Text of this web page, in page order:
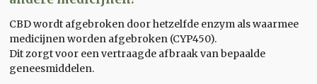
CBD wordt afgebroken door hetzelfde enzym als waarmee
medicijnen worden afgebroken (CYP450).
Dit zorgt voor een vertraagde afbraak van bepaalde
geneesmiddelen.